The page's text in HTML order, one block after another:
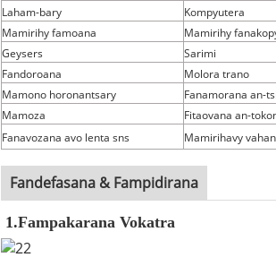
Laham-bary
Kompyutera
Mamirihy famoana
Mamirihy
Geysers
Sarimi
Fandoroana
Molora trano
Mamono horonantsary
Fanamorana an-
Mamoza
Fitaovana an-
Fanavozana avo lenta sns
Mamirihavy
Fandefasana & Fampidirana
1.Fampakarana Vokatra